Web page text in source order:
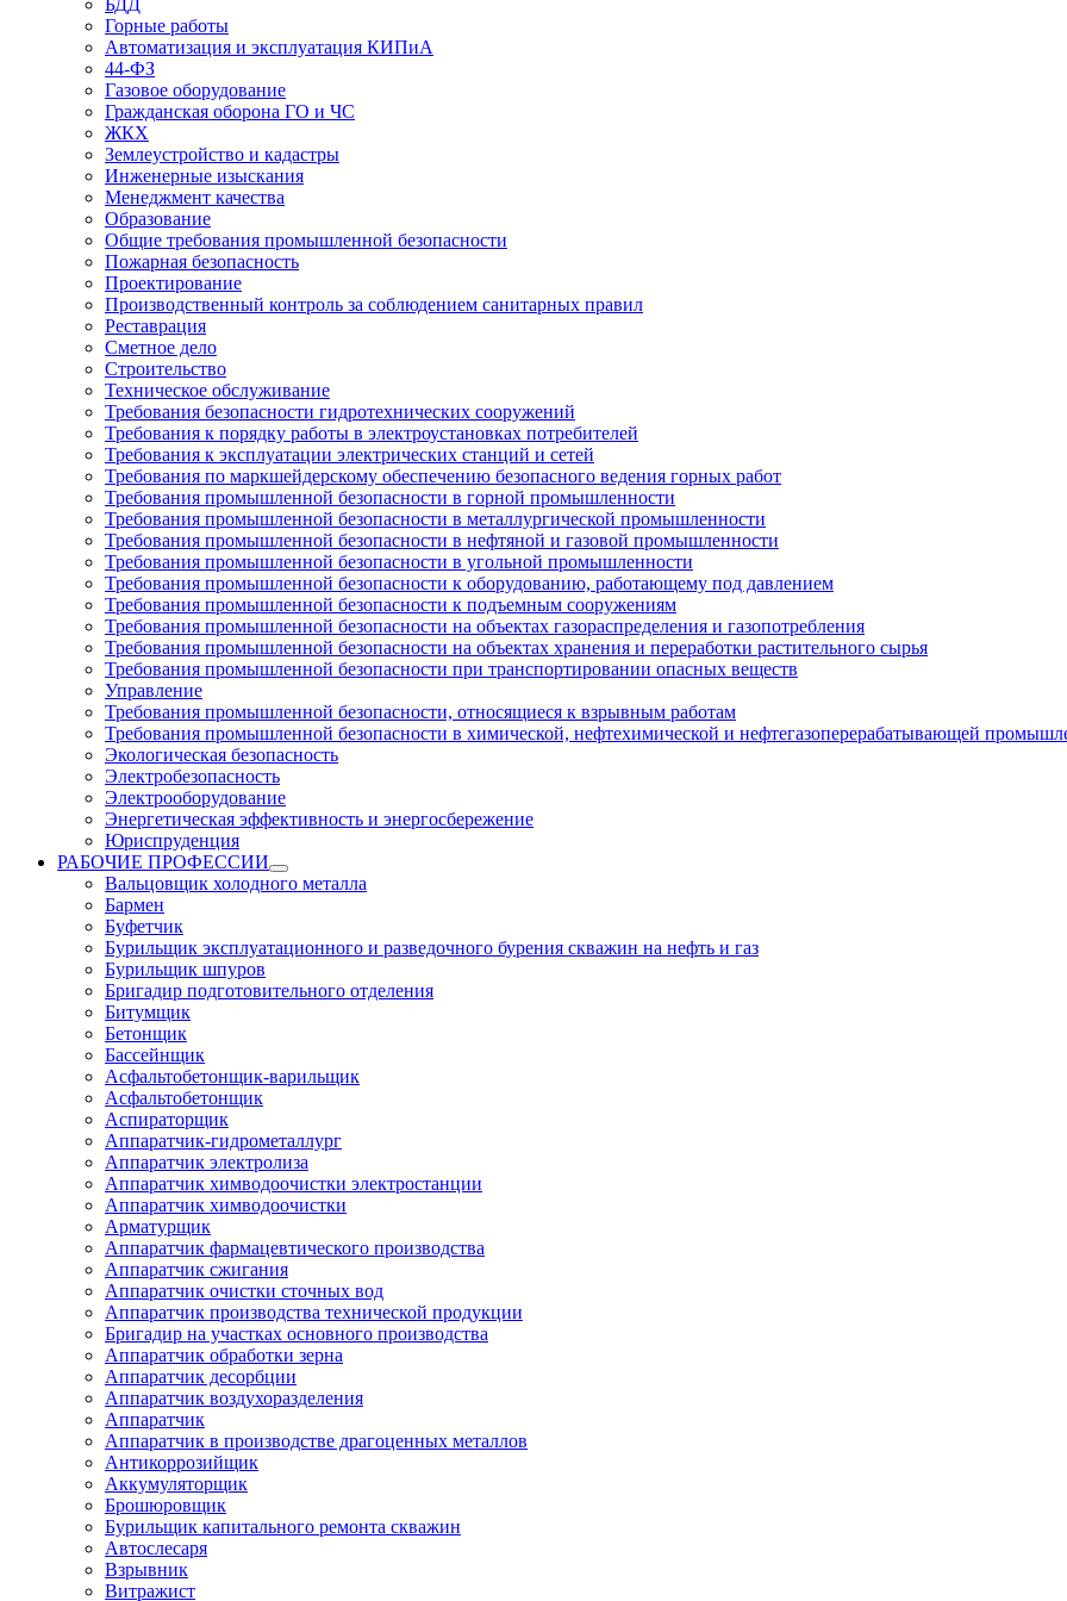
БДД
Горные работы
Автоматизация и эксплуатация КИПиА
44-ФЗ
Газовое оборудование
Гражданская оборона ГО и ЧС
ЖКХ
Землеустройство и кадастры
Инженерные изыскания
Менеджмент качества
Образование
Общие требования промышленной безопасности
Пожарная безопасность
Проектирование
Производственный контроль за соблюдением санитарных правил
Реставрация
Сметное дело
Строительство
Техническое обслуживание
Требования безопасности гидротехнических сооружений
Требования к порядку работы в электроустановках потребителей
Требования к эксплуатации электрических станций и сетей
Требования по маркшейдерскому обеспечению безопасного ведения горных работ
Требования промышленной безопасности в горной промышленности
Требования промышленной безопасности в металлургической промышленности
Требования промышленной безопасности в нефтяной и газовой промышленности
Требования промышленной безопасности в угольной промышленности
Требования промышленной безопасности к оборудованию, работающему под давлением
Требования промышленной безопасности к подъемным сооружениям
Требования промышленной безопасности на объектах газораспределения и газопотребления
Требования промышленной безопасности на объектах хранения и переработки растительного сырья
Требования промышленной безопасности при транспортировании опасных веществ
Управление
Требования промышленной безопасности, относящиеся к взрывным работам
Требования промышленной безопасности в химической, нефтехимической и нефтегазоперерабатывающей
Экологическая безопасность
Электробезопасность
Электрооборудование
Энергетическая эффективность и энергосбережение
Юриспруденция
РАБОЧИЕ ПРОФЕССИИ
Вальцовщик холодного металла
Бармен
Буфетчик
Бурильщик эксплуатационного и разведочного бурения скважин на нефть и газ
Бурильщик шпуров
Бригадир подготовительного отделения
Битумщик
Бетонщик
Бассейнщик
Асфальтобетонщик-варильщик
Асфальтобетонщик
Аспираторщик
Аппаратчик-гидрометаллург
Аппаратчик электролиза
Аппаратчик химводоочистки электростанции
Аппаратчик химводоочистки
Арматурщик
Аппаратчик фармацевтического производства
Аппаратчик сжигания
Аппаратчик очистки сточных вод
Аппаратчик производства технической продукции
Бригадир на участках основного производства
Аппаратчик обработки зерна
Аппаратчик десорбции
Аппаратчик воздухоразделения
Аппаратчик
Аппаратчик в производстве драгоценных металлов
Антикоррозийщик
Аккумуляторщик
Брошюровщик
Бурильщик капитального ремонта скважин
Автослесаря
Взрывник
Витражист